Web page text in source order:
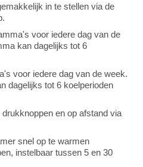
in te stellen via de
voor iedere dag van de
kan dagelijks tot 6
voor iedere dag van de week.
dagelijks tot 6 koelperioden
en op afstand via
snel op te warmen
instelbaar tussen 5 en 30